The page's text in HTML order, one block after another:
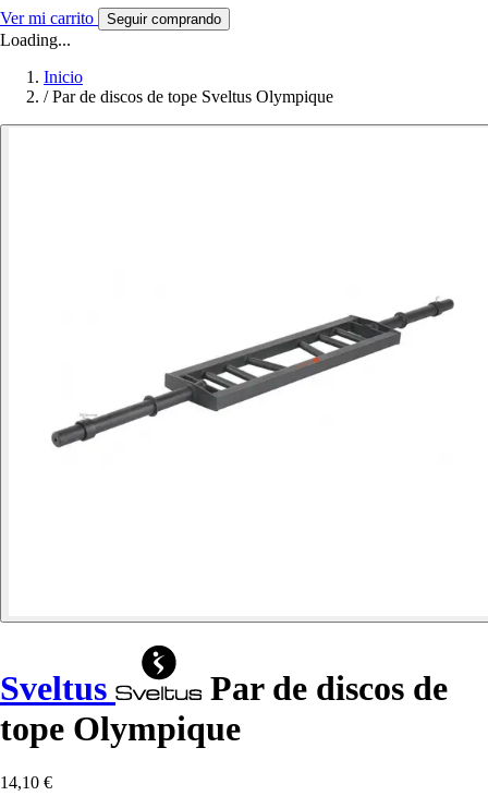
Ver mi carrito Seguir comprando
Loading...
Inicio
/ Par de discos de tope Sveltus Olympique
Sveltus
Par de discos de
tope Olympique
14,10 €